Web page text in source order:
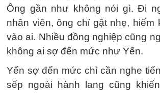
Ông gần như không nói gì. Đi
nhân viên, ông chỉ gật nhẹ, hiếm
vào ai. Nhiều đồng nghiệp cũng
không ai sợ đến mức như Yến.
Yến sợ đến mức chỉ cần nghe
sếp ngoài hành lang cũng